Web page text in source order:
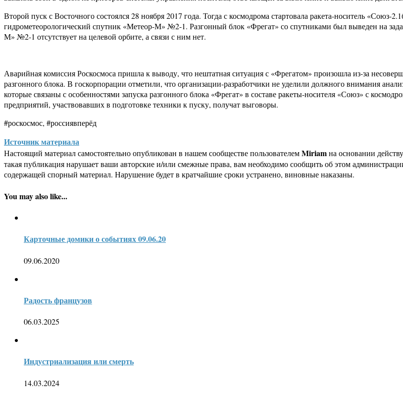
Второй пуск с Восточного состоялся 28 ноября 2017 года. Тогда с космодрома стартовала ракета-носитель «Союз-
гидрометеорологический спутник «Метеор-М» №2-1. Разгонный блок «Фрегат» со спутниками был выведен на
М» №2-1 отсутствует на целевой орбите, а связи с ним нет.
Аварийная комиссия Роскосмоса пришла к выводу, что нештатная ситуация с «Фрегатом» произошла из-за
разгонного блока. В госкорпорации отметили, что организации-разработчики не уделили должного внимания
которые связаны с особенностями запуска разгонного блока «Фрегат» в составе ракеты-носителя «Союз» с
предприятий, участвовавших в подготовке техники к пуску, получат выговоры.
#роскосмос, #россиявперёд
Источник материала
Настоящий материал самостоятельно опубликован в нашем сообществе пользователемMiriamна основании
такая публикация нарушает ваши авторские и/или смежные права, вам необходимо сообщить об этом
содержащей спорный материал. Нарушение будет в кратчайшие сроки устранено, виновные наказаны.
You may also like...
Карточные домики о событиях 09.06.20
09.06.2020
Радость французов
06.03.2025
Индустриализация или смерть
14.03.2024